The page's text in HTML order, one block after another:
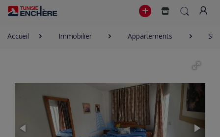
Accueil Immobilier Appartements